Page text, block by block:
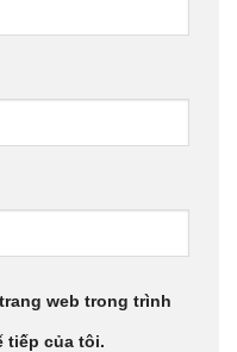
web trong trình
tiếp của tôi.